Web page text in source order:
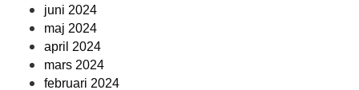
juni 2024
maj 2024
april 2024
mars 2024
februari 2024